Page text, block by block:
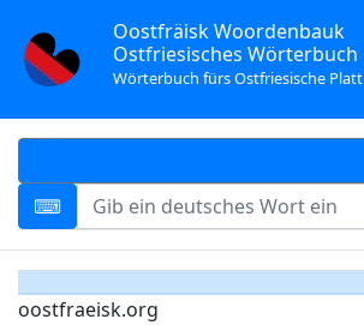
Oostfräisk Woordenbauk
Ostfriesisches Wörterbuch
Wörterbuch fürs Ostfriesische Platt
oostfraeisk.org